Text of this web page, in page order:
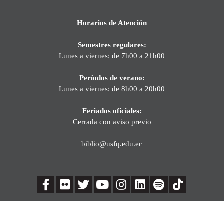
Horarios de Atención
Semestres regulares:
Lunes a viernes: de 7h00 a 21h00
Períodos de verano:
Lunes a viernes: de 8h00 a 20h00
Feriados oficiales:
Cerrada con aviso previo
biblio@usfq.edu.ec